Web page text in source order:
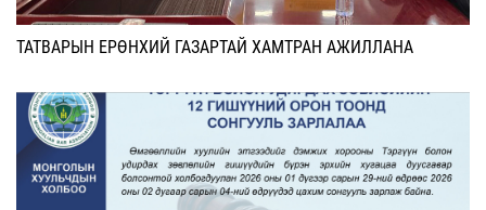
ТАТВАРЫН ЕРӨНХИЙ ГАЗАРТАЙ ХАМТРАН АЖИЛЛАНА